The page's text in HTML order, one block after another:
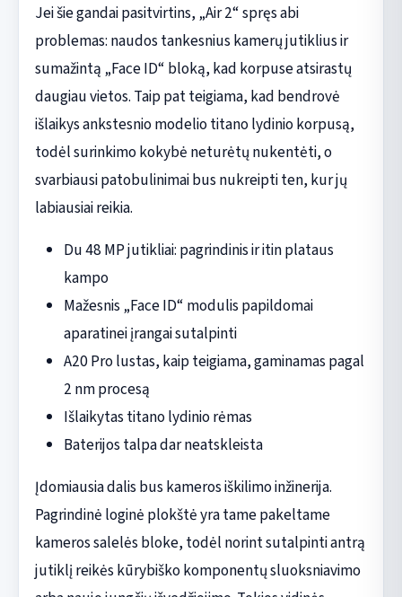
Jei šie gandai pasitvirtins, „Air 2“ spręs abi
problemas: naudos tankesnius kamerų jutiklius ir
sumažintą „Face ID“ bloką, kad korpuse atsirastų
daugiau vietos. Taip pat teigiama, kad bendrovė
išlaikys ankstesnio modelio titano lydinio korpusą,
todėl surinkimo kokybė neturėtų nukentėti, o
svarbiausi patobulinimai bus nukreipti ten, kur jų
labiausiai reikia.
Du 48 MP jutikliai: pagrindinis ir itin plataus
kampo
Mažesnis „Face ID“ modulis papildomai
aparatinei įrangai sutalpinti
A20 Pro lustas, kaip teigiama, gaminamas pagal
2 nm procesą
Išlaikytas titano lydinio rėmas
Baterijos talpa dar neatskleista
Įdomiausia dalis bus kameros iškilimo inžinerija.
Pagrindinė loginė plokštė yra tame pakeltame
kameros salelės bloke, todėl norint sutalpinti antrą
jutiklį reikės kūrybiško komponentų sluoksniavimo